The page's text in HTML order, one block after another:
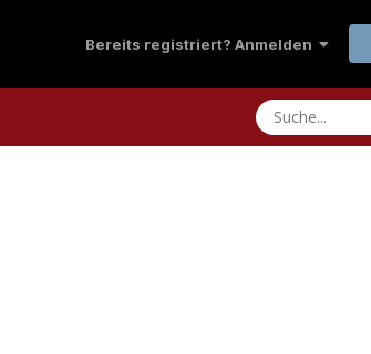
Bereits registriert? Anmelden